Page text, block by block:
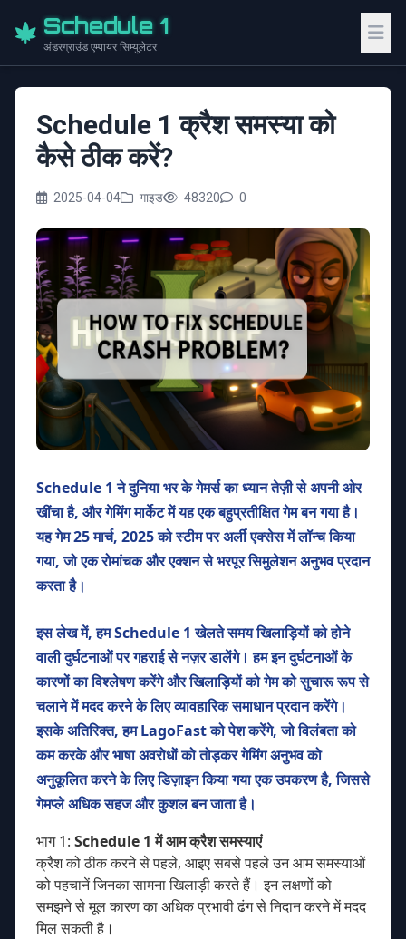
Schedule 1
अंडरग्राउंड एम्पायर सिम्युलेटर
Schedule 1 क्रैश समस्या को
कैसे ठीक करें?
2025-04-04 गाइड 48320 0
Schedule 1 ने दुनिया भर के गेमर्स का ध्यान तेज़ी से अपनी ओर
खींचा है, और गेमिंग मार्केट में यह एक बहुप्रतीक्षित गेम बन गया है।
यह गेम 25 मार्च, 2025 को स्टीम पर अर्ली एक्सेस में लॉन्च किया
गया, जो एक रोमांचक और एक्शन से भरपूर सिमुलेशन अनुभव प्रदान
करता है।
इस लेख में, हम Schedule 1 खेलते समय खिलाड़ियों को होने
वाली दुर्घटनाओं पर गहराई से नज़र डालेंगे। हम इन दुर्घटनाओं के
कारणों का विश्लेषण करेंगे और खिलाड़ियों को गेम को सुचारू रूप से
चलाने में मदद करने के लिए व्यावहारिक समाधान प्रदान करेंगे।
इसके अतिरिक्त, हम LagoFast को पेश करेंगे, जो विलंबता को
कम करके और भाषा अवरोधों को तोड़कर गेमिंग अनुभव को
अनुकूलित करने के लिए डिज़ाइन किया गया एक उपकरण है, जिससे
गेमप्ले अधिक सहज और कुशल बन जाता है।
भाग 1: Schedule 1 में आम क्रैश समस्याएं
क्रैश को ठीक करने से पहले, आइए सबसे पहले उन आम समस्याओं
को पहचानें जिनका सामना खिलाड़ी करते हैं। इन लक्षणों को
समझने से मूल कारण का अधिक प्रभावी ढंग से निदान करने में मदद
मिल सकती है।